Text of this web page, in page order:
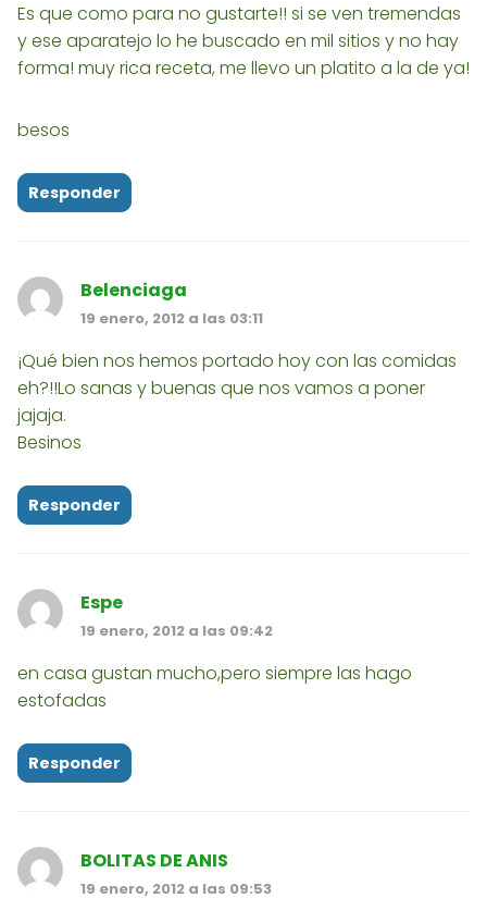
Es que como para no gustarte!! si se ven tremendas
y ese aparatejo lo he buscado en mil sitios y no hay
forma! muy rica receta, me llevo un platito a la de ya!
besos
Responder
Belenciaga
19 enero, 2012 a las 03:11
¡Qué bien nos hemos portado hoy con las comidas
eh?!!Lo sanas y buenas que nos vamos a poner
jajaja.
Besinos
Responder
Espe
19 enero, 2012 a las 09:42
en casa gustan mucho,pero siempre las hago
estofadas
Responder
BOLITAS DE ANIS
19 enero, 2012 a las 09:53